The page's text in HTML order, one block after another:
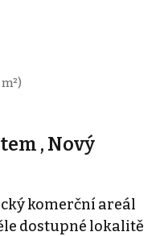
, Nový
komerční areál
dostupné lokalitě